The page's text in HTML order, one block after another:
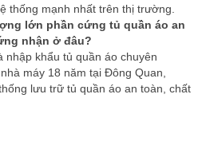
thống mạnh nhất trên thị trường.
lớn phần cứng tủ quần áo an
nhận ở đâu?
nhập khẩu tủ quần áo chuyên
máy 18 năm tại Đông Quan,
lưu trữ tủ quần áo an toàn, chất